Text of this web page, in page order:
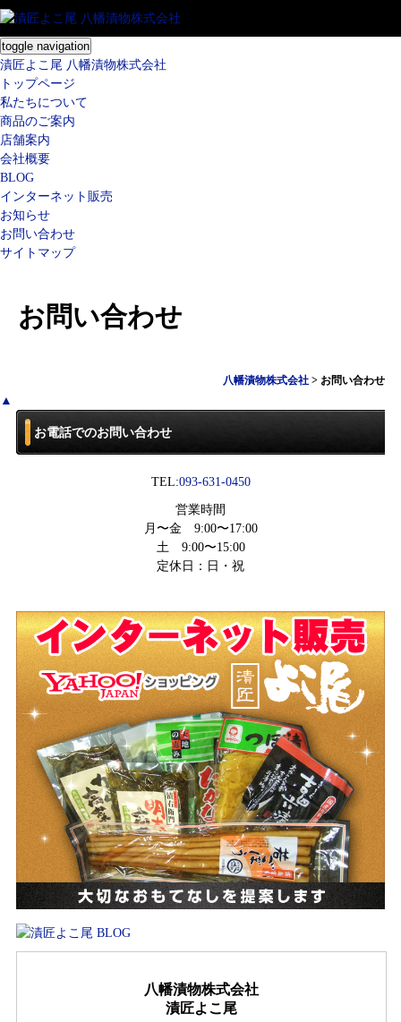
toggle navigation
漬匠よこ尾 八幡漬物株式会社
トップページ
私たちについて
商品のご案内
店舗案内
会社概要
BLOG
インターネット販売
お知らせ
お問い合わせ
サイトマップ
お問い合わせ
八幡漬物株式会社 > お問い合わせ
▲
お電話でのお問い合わせ
TEL:093-631-0450
営業時間
月〜金 9:00〜17:00
土 9:00〜15:00
定休日： 日・祝
八幡漬物株式会社
漬匠よこ尾